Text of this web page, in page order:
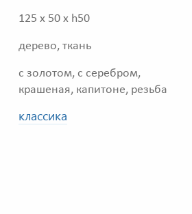
125 x 50 x h50
дерево, ткань
с золотом, с серебром,
крашеная, капитоне, резьба
классика